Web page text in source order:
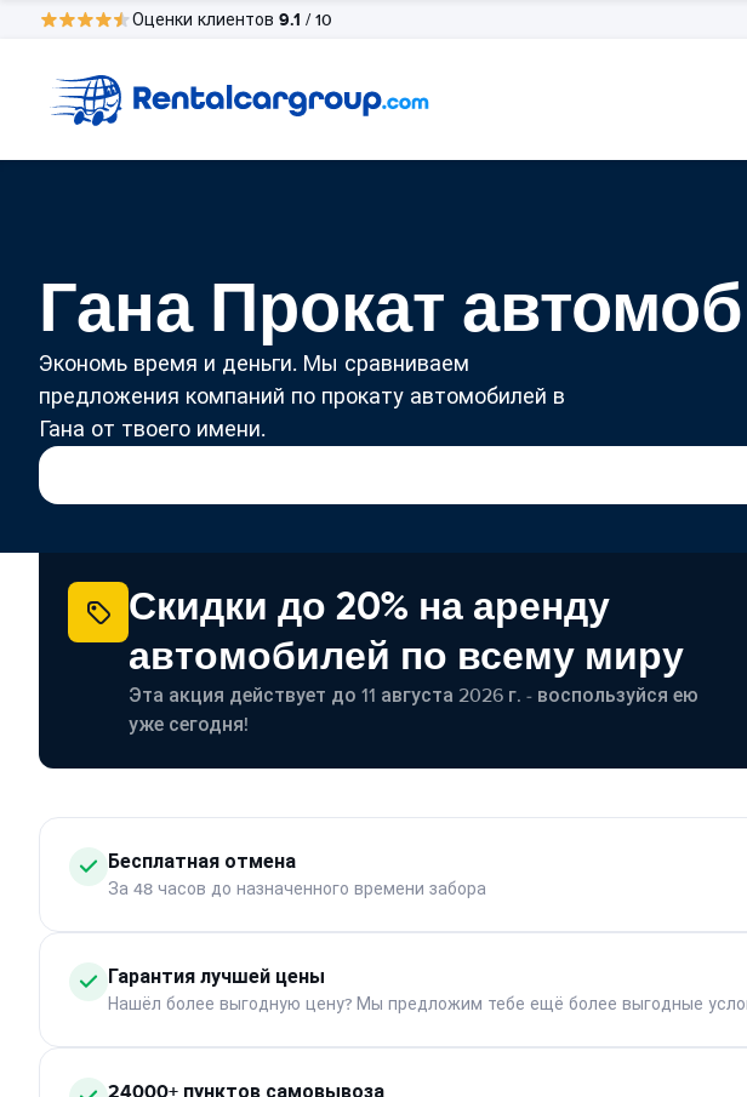
Оценки клиентов 9.1 / 10
Гана Прокат
Экономь время и деньги. Мы сравниваем
предложения компаний по прокату автомобилей в
Гана от твоего имени.
Скидки до 20% на аренду
автомобилей по всему миру
Эта акция действует до 11 августа 2026 г. - воспользуйся ею
уже сегодня!
Бесплатная отмена
За 48 часов до назначенного времени забора
Гарантия лучшей цены
Нашёл более выгодную цену? Мы предложим тебе ещё более выгодные